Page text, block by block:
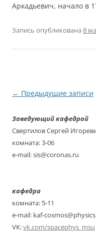
Аркадьевич, начало в
Запись опубликована 8
Навигация
записям
← Предыдущие записи
Заведующий кафедрой
Свертилов Сергей
комната: 3-06
e-mail: sis@coronas.ru
кафедра
комната: 5-11
e-mail: kaf-
VK:vk.com/spacephys_msu